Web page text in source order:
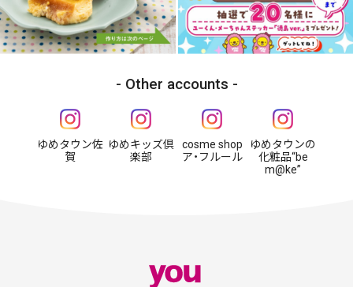
Other accounts
ゆめタウン佐
賀
ゆめキッズ倶
楽部
cosme shop
ア・フルール
ゆめタウンの
化粧品“be
m@ke”